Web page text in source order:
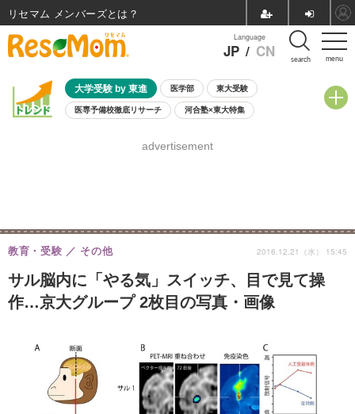
menu
Language
JP / CN search
大学受験 by 東進 医学部 東大受験
医専予備校徹底リサーチ 河合塾×東大特集
8月開催学校説明会・相談会
advertisement
サル脳内に「やる気」スイッチ、目で見て操
作…京大グループ 2枚目の写真・画像
教育・受験 その他 2016.12.21（水） 15:45
リセマム メンバーズ